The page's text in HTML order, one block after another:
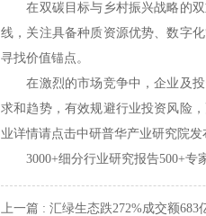
在双碳目标与乡村振兴战略的双
线，关注具备种质资源优势、数字
寻找价值锚点。
在激烈的市场竞争中，企业及投
求和趋势，有效规避行业投资风险
业详情请点击中研普华产业研究院发
3000+细分行业研究报告500+专家
上一篇 : 汇绿生态跌272%成交额683